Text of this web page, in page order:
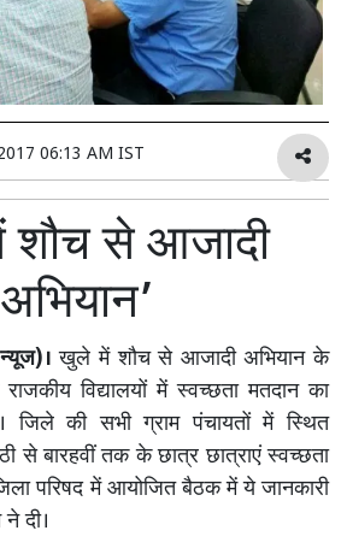
06:13 AM IST
शौच से आजादी
अभियान’
खुले में शौच से आजादी अभियान के
विद्यालयों में स्वच्छता मतदान का
जिले की सभी ग्राम पंचायतों में स्थित
से बारहवीं तक के छात्र छात्राएं स्वच्छता
परिषद में आयोजित बैठक में ये जानकारी
दी।